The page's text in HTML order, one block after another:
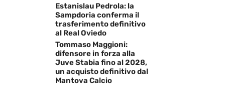
Estanislau Pedrola: la
Sampdoria conferma il
trasferimento definitivo
al Real Oviedo
Tommaso Maggioni:
difensore in forza alla
Juve Stabia fino al 2028,
un acquisto definitivo dal
Mantova Calcio